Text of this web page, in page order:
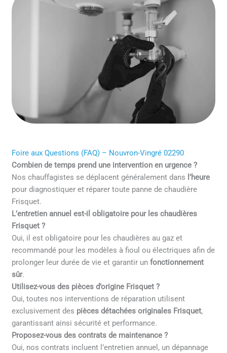
Foire aux Questions (FAQ) – Nouvron-Vingré 02290
Combien de temps prend une intervention en urgence ?
Nos chauffagistes se déplacent généralement dans l’heure
pour diagnostiquer et réparer toute panne de chaudière
Frisquet.
L’entretien annuel est-il obligatoire pour les chaudières
Frisquet ?
Oui, il est obligatoire pour les chaudières au gaz et
recommandé pour les modèles à fioul ou électriques afin de
prolonger leur durée de vie et garantir unfonctionnement
sûr.
Utilisez-vous des pièces d’origine Frisquet ?
Oui, toutes nos interventions de réparation utilisent
exclusivement des pièces détachées originales Frisquet,
garantissant ainsi sécurité et performance.
Proposez-vous des contrats de maintenance ?
Oui, nos contrats incluent l’entretien annuel, un dépannage